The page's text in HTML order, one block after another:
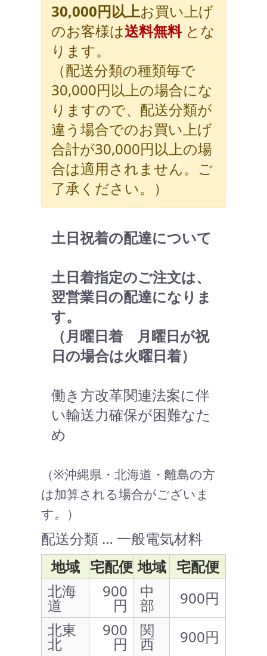
30,000円以上お買い上げ
のお客様は送料無料とな
ります。
（配送分類の種類毎で
30,000円以上の場合にな
りますので、配送分類が
違う場合でのお買い上げ
合計が30,000円以上の場
合は適用されません。ご
了承ください。）
土日祝着の配達について
土日着指定のご注文は、
翌営業日の配達になりま
す。
（月曜日着 月曜日が祝
日の場合は火曜日着）
働き方改革関連法案に伴
い輸送力確保が困難なた
め
（※沖縄県・北海道・離島の方
は加算される場合がございま
す。）
配送分類 … 一般電気材料
地域 宅配便 地域 宅配便
北海
道
900
円
中
部
900円
北東
北
900
円
関
西 900円